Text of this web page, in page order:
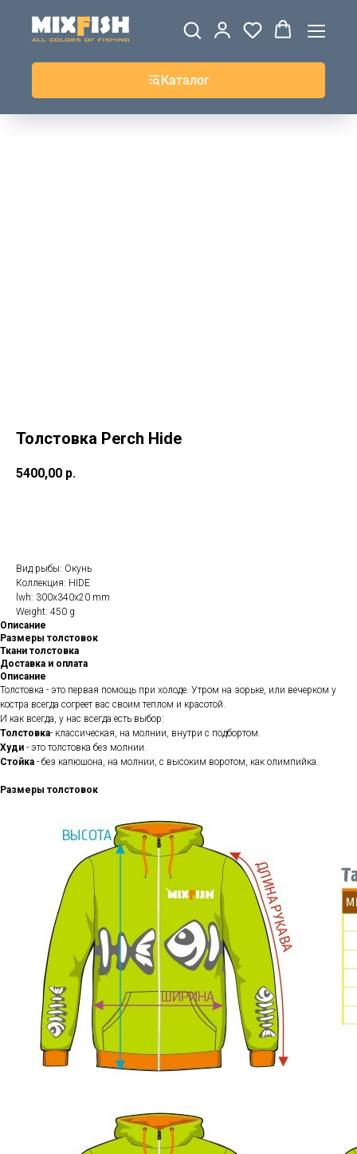
Каталог
ШАПКИ
ДЖЕРСИ
ВЕТРОВКИ И
ТОЛСТОВКИ
ЖИЛЕТКИ
Толстовка Perch Hide
5400,00 р.
Вид рыбы: Окунь
Коллекция: HIDE
lwh: 300x340x20 mm
Weight: 450 g
Описание
Размеры толстовок
Ткани толстовка
Доставка и оплата
Описание
Толстовка - это первая помощь при холоде. Утром на зорьке, или вечерком у
костра всегда согреет вас своим теплом и красотой.
И как всегда, у нас всегда есть выбор:
Толстовка- классическая, на молнии, внутри с подбортом.
Худи - это толстовка без молнии.
Стойка - без капюшона, на молнии, с высоким воротом, как олимпийка.
Размеры толстовок